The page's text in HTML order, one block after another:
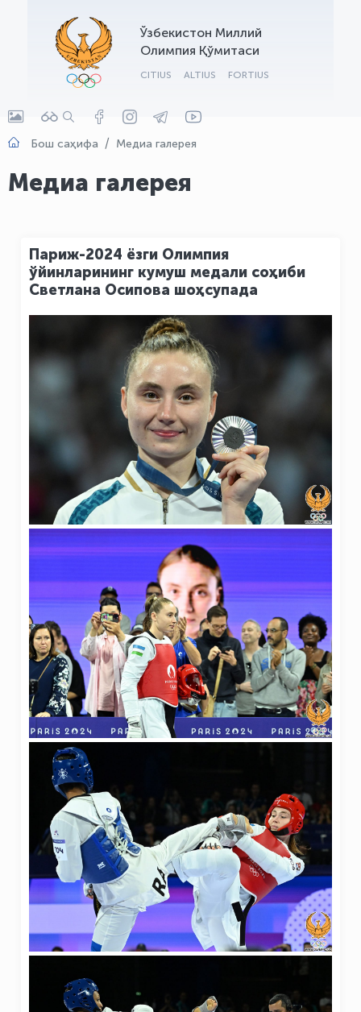
Ўзбекистон Миллий
Олимпия Қўмитаси
CITIUS ALTIUS FORTIUS
Бош саҳифа Медиа галерея
Медиа галерея
Париж-2024 ёзги Олимпия
ўйинларининг кумуш медали соҳиби
Светлана Осипова шоҳсупада
OLYMPCHIK AI - yordamchi
Онлайн · olympic.uz